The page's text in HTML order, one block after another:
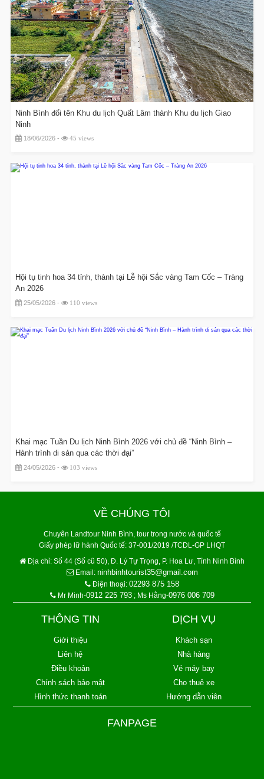
Ninh Bình đổi tên Khu du lịch Quất Lâm thành Khu du lịch Giao
Ninh
18/06/2026 - 45 views
Hội tụ tinh hoa 34 tỉnh, thành tại Lễ hội Sắc vàng Tam Cốc – Tràng
An 2026
25/05/2026 - 110 views
Khai mạc Tuần Du lịch Ninh Bình 2026 với chủ đề “Ninh Bình –
Hành trình di sản qua các thời đại”
24/05/2026 - 103 views
VỀ CHÚNG TÔI
Chuyên Landtour Ninh Bình, tour trong nước và quốc tế
Giấy phép lữ hành Quốc tế: 37-001/2019 /TCDL-GP LHQT
Địa chỉ: Số 44 (Số cũ 50), Đ. Lý Tự Trọng, P. Hoa Lư, Tỉnh Ninh Bình
Email: ninhbinhtourist35@gmail.com
Điện thoại: 02293 875 158
Mr Minh-0912 225 793; Ms Hằng-0976 006 709
THÔNG TIN
Giới thiệu
Liên hệ
Điều khoản
Chính sách bảo mật
Hình thức thanh toán
DỊCH VỤ
Khách sạn
Nhà hàng
Vé máy bay
Cho thuê xe
Hướng dẫn viên
FANPAGE